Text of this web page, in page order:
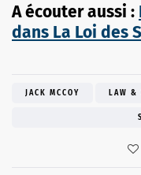
A écouter aussi :
dans La Loi des
JACK MCCOY LAW &